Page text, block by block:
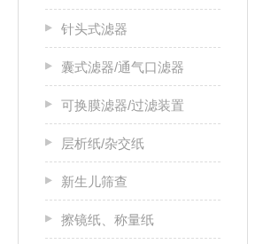
针头式滤器
囊式滤器/通气口滤器
可换膜滤器/过滤装置
层析纸/杂交纸
新生儿筛查
擦镜纸、称量纸